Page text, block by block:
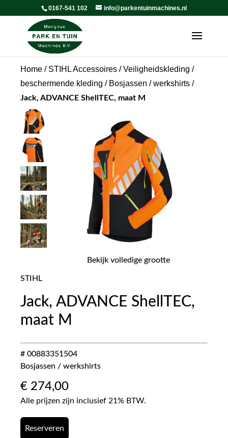
0167-541 102 info@parkentuinmachines.nl
Home / STIHL Accessoires /Veiligheidskleding /
beschermende kleding / Bosjassen / werkshirts /
Jack, ADVANCE ShellTEC, maat M
Bekijk volledige grootte
STIHL
Jack, ADVANCE ShellTEC,
maat M
# 00883351504
Bosjassen / werkshirts
€ 274,00
Alle prijzen zijn inclusief 21% BTW.
Reserveren